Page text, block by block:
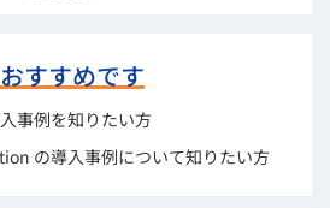
すすめです
事例を知りたい方
の導入事例について知りたい方